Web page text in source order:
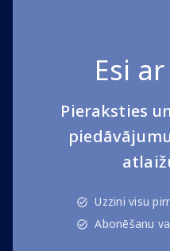
Esi
Pieraksties
Uzzini visu
Abonēšanu